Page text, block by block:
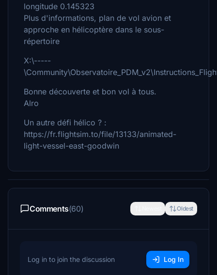
longitude 0.145323
Plus d'informations, plan de vol avion et
approche en hélicoptère dans le sous-
répertoire
X:\-----
Bonne découverte et bon vol à tous.
Alro
Un autre défi hélico ? :
https://fr.flightsim.to/file/13133/animated-
light-vessel-east-goodwin
Comments(60) Oldest
Log in to join the discussion Log In